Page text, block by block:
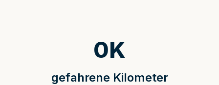
gefahrene Kilometer
0K